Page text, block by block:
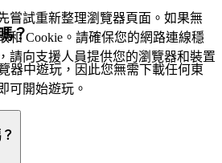
嘗試重新整理瀏覽器頁面。如果無
和 Cookie。請確保您的網路連線穩
請向支援人員提供您的瀏覽器和裝置
？
器中遊玩，因此您無需下載任何東
可開始遊玩。